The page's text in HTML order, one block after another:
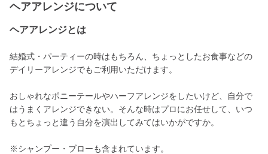
ヘアアレンジについて
ヘアアレンジとは
結婚式・パーティーの時はもちろん、ちょっとしたお食事などの
デイリーアレンジでもご利用いただけます。
おしゃれなポニーテールやハーフアレンジをしたいけど、自分で
はうまくアレンジできない。そんな時はプロにお任せして、いつ
もとちょっと違う自分を演出してみてはいかがですか。
※シャンプー・ブローも含まれています。